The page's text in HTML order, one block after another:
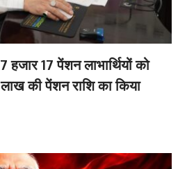
17 पेंशन लाभार्थियों को
की पेंशन राशि का किया